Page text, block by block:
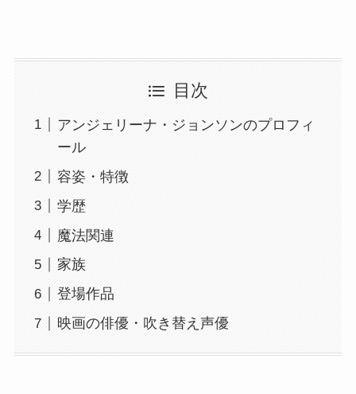
目次
アンジェリーナ・ジョンソンのプロフィ
ール
容姿・特徴
学歴
魔法関連
家族
登場作品
映画の俳優・吹き替え声優